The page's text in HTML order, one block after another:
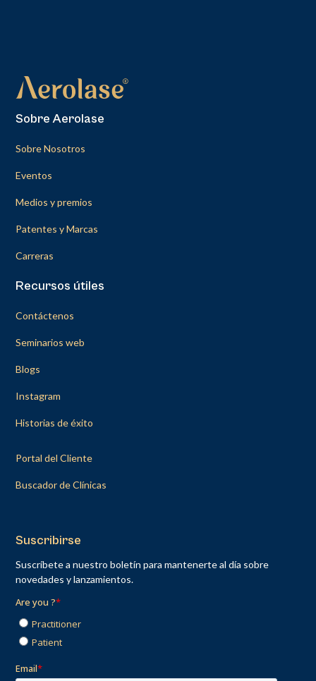
Sobre Aerolase
Sobre Nosotros
Eventos
Medios y premios
Patentes y Marcas
Carreras
Recursos útiles
Contáctenos
Seminarios web
Blogs
Instagram
Historias de éxito
Portal del Cliente
Buscador de Clínicas
Suscribirse
Suscríbete a nuestro boletín para mantenerte al día sobre
novedades y lanzamientos.